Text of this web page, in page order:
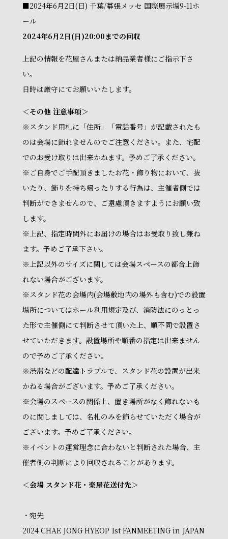
■2024年6月2日(日) 千葉/幕張メッセ 国際展示場9-11ホ
ール
2024年6月2日(日)20:00までの回収
上記の情報を花屋さんまたは納品業者様にご指示下さ
い。
日時は厳守にてお願いいたします。
＜その他 注意事項＞
※スタンド用札に「住所」「電話番号」が記載されたも
のは会場に飾れませんのでご注意ください。また、宅配
でのお受け取りは出来かねます。予めご了承ください。
※ご自身でご手配頂きましたお花・飾り物において、抜
いたり、飾りを持ち帰ったりする行為は、主催者側では
判断ができませんので、ご遠慮頂きますようにお願い致
します。
※上記、指定時間外にお届けの場合はお受取り致し兼ね
ます。予めご了承下さい。
※上記以外のサイズに関しては会場スペースの都合上飾
れない場合がございます。
※スタンド花の会場内(会場敷地内の場外も含む)での設置
場所についてはホール利用規定及び、消防法にのっとっ
た形で主催側にて判断させて頂いた上、順不同で設置さ
せていただきます。設置場所や順番の指定は出来ません
ので予めご了承ください。
※渋滞などの配達トラブルで、スタンド花の設置が出来
かねる場合がございます。予めご了承ください。
※会場のスペースの関係上、置き場所がなく飾れないも
のに関しましては、名札のみを飾らせていただく場合が
ございます。予めご了承ください。
※イベントの運営理念に合わないと判断された場合、主
催者側の判断により回収されることがあります。
＜会場 スタンド花・楽屋花送付先＞
・宛先
2024 CHAE JONG HYEOP 1st FANMEETING in JAPAN